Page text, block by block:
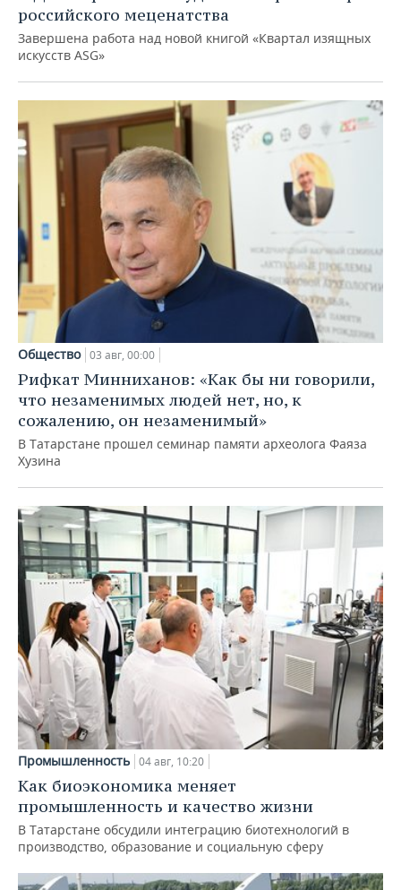
российского меценатства
Завершена работа над новой книгой «Квартал изящных
искусств ASG»
Общество 03 авг, 00:00
Рифкат Минниханов: «Как бы ни говорили,
что незаменимых людей нет, но, к
сожалению, он незаменимый»
В Татарстане прошел семинар памяти археолога Фаяза
Хузина
Промышленность 04 авг, 10:20
Как биоэкономика меняет
промышленность и качество жизни
В Татарстане обсудили интеграцию биотехнологий в
производство, образование и социальную сферу